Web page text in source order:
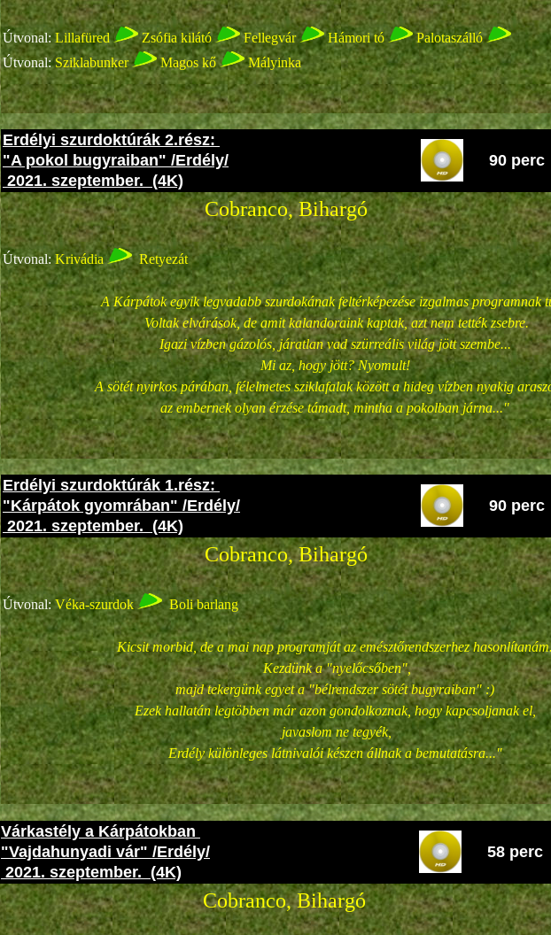
Útvonal: Lillafüred Zsófia kilátó Fellegvár Hámori tó
Palotaszálló
Útvonal:Sziklabunker Magos kő Mályinka
Erdélyi szurdoktúrák 2.rész:
"A pokol bugyraiban" /Erdély/
2021. szeptember. (4K)
90 perc
Cobranco, Bihargó
Útvonal: Krivádia Retyezát
A Kárpátok egyik legvadabb szurdokának feltérképezése izgalmas programnak
Voltak elvárások, de amit kalandoraink kaptak, azt nem tették zsebre.
Igazi vízben gázolós, járatlan vad szürreális világ jött szembe...
Mi az, hogy jött? Nyomult!
A sötét nyirkos párában, félelmetes sziklafalak között a hideg vízben nyakig
az embernek olyan érzése támadt, mintha a pokolban járna..."
Erdélyi szurdoktúrák 1.rész:
"Kárpátok gyomrában" /Erdély/
2021. szeptember. (4K)
90 perc
Cobranco, Bihargó
Útvonal: Véka-szurdok Boli barlang
Kicsit morbid, de a mai nap programját az emésztőrendszerhez hasonlítanám.
Kezdünk a "nyelőcsőben",
majd tekergünk egyet a "bélrendszer sötét bugyraiban" :)
Ezek hallatán legtöbben már azon gondolkoznak, hogy kapcsoljanak el,
javaslom ne tegyék,
Erdély különleges látnivalói készen állnak a bemutatásra..."
Várkastély a Kárpátokban
"Vajdahunyadi vár" /Erdély/
2021. szeptember. (4K)
58 perc
Cobranco, Bihargó